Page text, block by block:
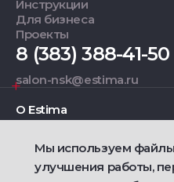
Инструкции
Для бизнеса
Проекты
8 (383) 388-41-50
salon-nsk@estima.ru
О Estima
Дизайнерам
Мы используем
улучшения работы,